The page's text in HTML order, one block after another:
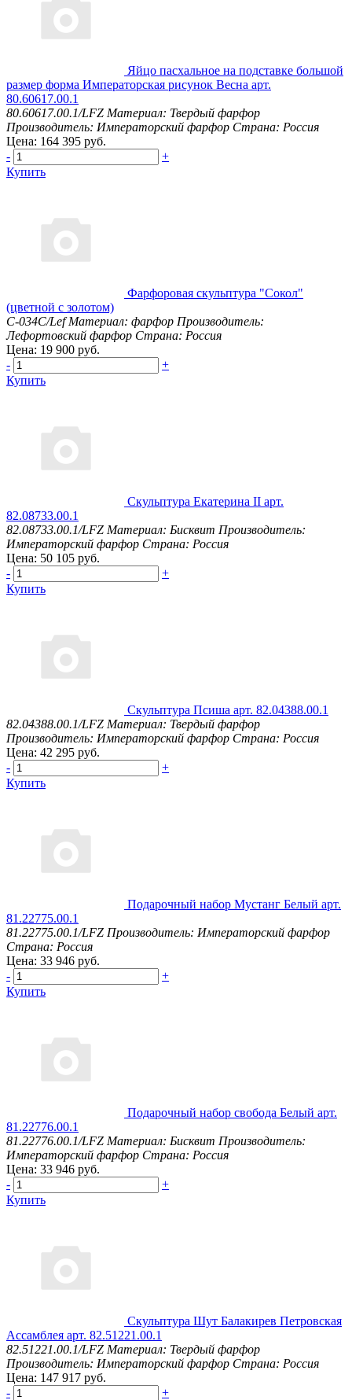
Яйцо пасхальное на подставке большой
размер форма Императорская рисунок Весна арт.
80.60617.00.1
80.60617.00.1/LFZ Материал: Твердый фарфор
Производитель: Императорский фарфор Страна: Россия
Цена: 164 395 руб.
-
+
Купить
Фарфоровая скульптура "Сокол"
(цветной с золотом)
С-034С/Lef Материал: фарфор Производитель:
Лефортовский фарфор Страна: Россия
Цена: 19 900 руб.
-
+
Купить
Скульптура Екатерина II арт.
82.08733.00.1
82.08733.00.1/LFZ Материал: Бисквит Производитель:
Императорский фарфор Страна: Россия
Цена: 50 105 руб.
-
+
Купить
Скульптура Псиша арт. 82.04388.00.1
82.04388.00.1/LFZ Материал: Твердый фарфор
Производитель: Императорский фарфор Страна: Россия
Цена: 42 295 руб.
-
+
Купить
Подарочный набор Мустанг Белый арт.
81.22775.00.1
81.22775.00.1/LFZ Производитель: Императорский фарфор
Страна: Россия
Цена: 33 946 руб.
-
+
Купить
Подарочный набор свобода Белый арт.
81.22776.00.1
81.22776.00.1/LFZ Материал: Бисквит Производитель:
Императорский фарфор Страна: Россия
Цена: 33 946 руб.
-
+
Купить
Скульптура Шут Балакирев Петровская
Ассамблея арт. 82.51221.00.1
82.51221.00.1/LFZ Материал: Твердый фарфор
Производитель: Императорский фарфор Страна: Россия
Цена: 147 917 руб.
-
+